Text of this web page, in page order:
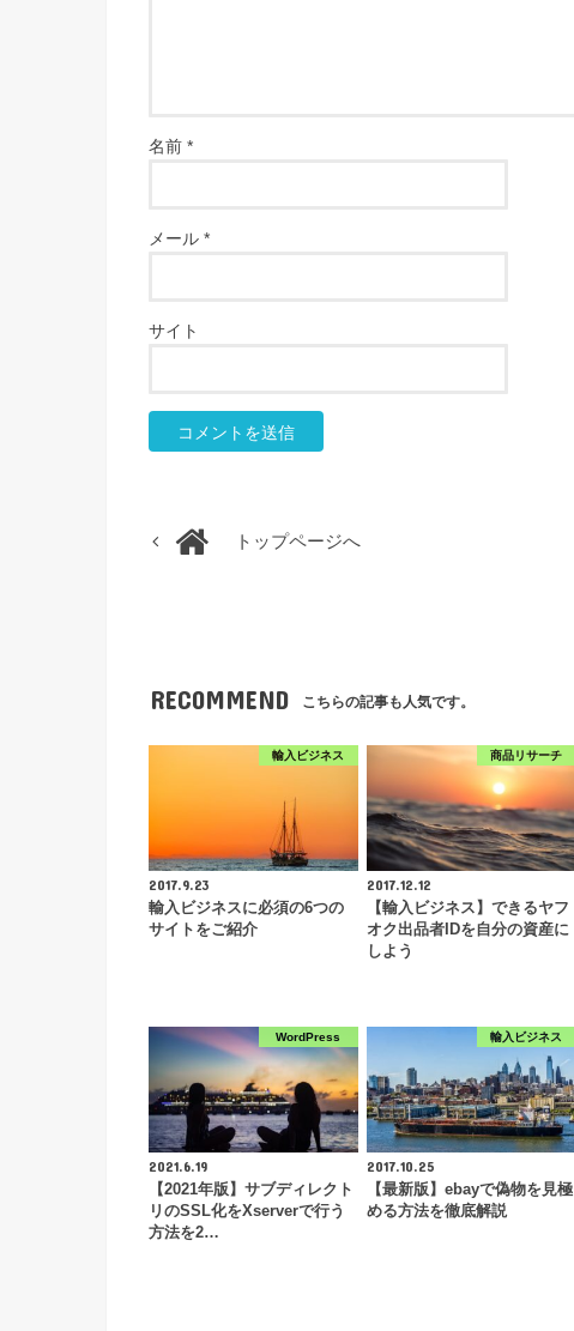
名前 *
メール *
サイト
トップページへ
RECOMMEND こちらの記事も人気です。
輸入ビジネス
2017.9.23
輸入ビジネスに必須の6つの
サイトをご紹介
商品リサーチ
2017.12.12
【輸入ビジネス】できるヤフ
オク出品者IDを自分の資産に
しよう
WordPress
2021.6.19
【2021年版】サブディレクト
リのSSL化をXserverで行う
方法を2…
輸入ビジネス
2017.10.25
【最新版】ebayで偽物を見極
める方法を徹底解説